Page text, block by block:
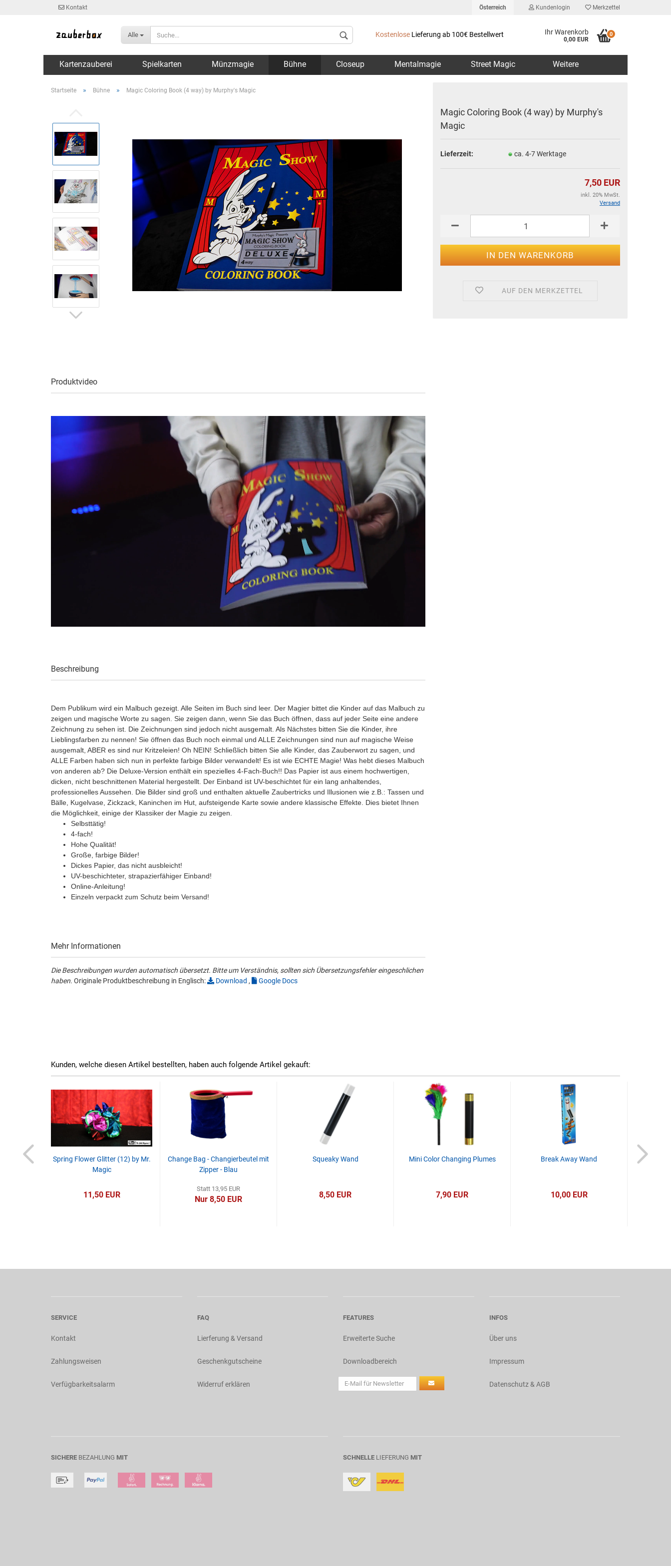
Kontakt Österreich
Lieferland
Kundenlogin Merkzettel
Alle Kostenlose Lieferung ab 100€ Bestellwert Ihr Warenkorb
0,00 EUR
0
Kartenzauberei Spielkarten Münzmagie Bühne Closeup Mentalmagie Street Magic Weitere
Startseite » Bühne » Magic Coloring Book (4 way) by Murphy's Magic
Magic Coloring Book (4 way) by Murphy's
Magic
Lieferzeit: ca. 4-7 Werktage
7,50 EUR
inkl. 20% MwSt.
Versand
AUF DEN MERKZETTEL
Produktvideo
Beschreibung
Dem Publikum wird ein Malbuch gezeigt. Alle Seiten im Buch sind leer. Der Magier bittet die Kinder auf das Malbuch zu
zeigen und magische Worte zu sagen. Sie zeigen dann, wenn Sie das Buch öffnen, dass auf jeder Seite eine andere
Zeichnung zu sehen ist. Die Zeichnungen sind jedoch nicht ausgemalt. Als Nächstes bitten Sie die Kinder, ihre
Lieblingsfarben zu nennen! Sie öffnen das Buch noch einmal und ALLE Zeichnungen sind nun auf magische Weise
ausgemalt, ABER es sind nur Kritzeleien! Oh NEIN! Schließlich bitten Sie alle Kinder, das Zauberwort zu sagen, und
ALLE Farben haben sich nun in perfekte farbige Bilder verwandelt! Es ist wie ECHTE Magie! Was hebt dieses Malbuch
von anderen ab? Die Deluxe-Version enthält ein spezielles 4-Fach-Buch!! Das Papier ist aus einem hochwertigen,
dicken, nicht beschnittenen Material hergestellt. Der Einband ist UV-beschichtet für ein lang anhaltendes,
professionelles Aussehen. Die Bilder sind groß und enthalten aktuelle Zaubertricks und Illusionen wie z.B.: Tassen und
Bälle, Kugelvase, Zickzack, Kaninchen im Hut, aufsteigende Karte sowie andere klassische Effekte. Dies bietet Ihnen
die Möglichkeit, einige der Klassiker der Magie zu zeigen.
Selbsttätig!
4-fach!
Hohe Qualität!
Große, farbige Bilder!
Dickes Papier, das nicht ausbleicht!
UV-beschichteter, strapazierfähiger Einband!
Online-Anleitung!
Einzeln verpackt zum Schutz beim Versand!
Mehr Informationen
Die Beschreibungen wurden automatisch übersetzt. Bitte um Verständnis, sollten sich Übersetzungsfehler eingeschlichen
haben. Originale Produktbeschreibung in Englisch: Download , Google Docs
Kunden, welche diesen Artikel bestellten, haben auch folgende Artikel gekauft:
Spring Flower Glitter (12) by Mr.
Magic
11,50 EUR
Change Bag - Changierbeutel mit
Zipper - Blau
Statt 13,95 EUR
Nur 8,50 EUR
Squeaky Wand
8,50 EUR
Mini Color Changing Plumes
7,90 EUR
Break Away Wand
10,00 EUR
SERVICE
Kontakt
Zahlungsweisen
Verfügbarkeitsalarm
FAQ
Lierferung & Versand
Geschenkgutscheine
Widerruf erklären
FEATURES
Erweiterte Suche
Downloadbereich
INFOS
Über uns
Impressum
Datenschutz & AGB
SICHERE BEZAHLUNG MIT SCHNELLE LIEFERUNG MIT